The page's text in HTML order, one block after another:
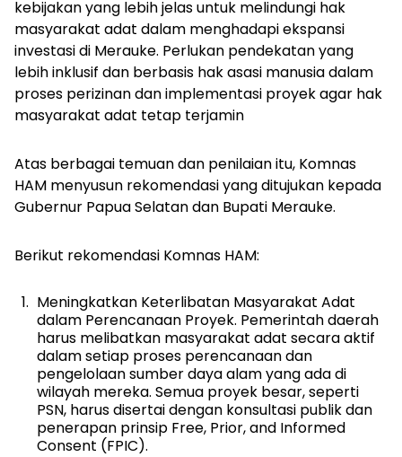
kebijakan yang lebih jelas untuk melindungi hak
masyarakat adat dalam menghadapi ekspansi
investasi di Merauke. Perlukan pendekatan yang
lebih inklusif dan berbasis hak asasi manusia dalam
proses perizinan dan implementasi proyek agar hak
masyarakat adat tetap terjamin
Atas berbagai temuan dan penilaian itu, Komnas
HAM menyusun rekomendasi yang ditujukan kepada
Gubernur Papua Selatan dan Bupati Merauke.
Berikut rekomendasi Komnas HAM:
Meningkatkan Keterlibatan Masyarakat Adat
dalam Perencanaan Proyek. Pemerintah daerah
harus melibatkan masyarakat adat secara aktif
dalam setiap proses perencanaan dan
pengelolaan sumber daya alam yang ada di
wilayah mereka. Semua proyek besar, seperti
PSN, harus disertai dengan konsultasi publik dan
penerapan prinsip Free, Prior, and Informed
Consent (FPIC).